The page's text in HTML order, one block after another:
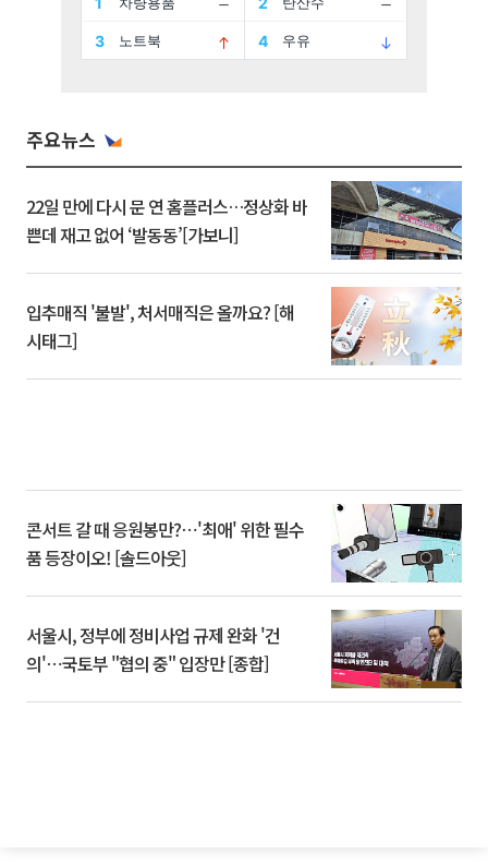
주요뉴스
22일 만에 다시 문 연 홈플러스…정상화 바
쁜데 재고 없어 ‘발동동’[가보니]
입추매직 '불발', 처서매직은 올까요? [해
시태그]
콘서트 갈 때 응원봉만?⋯'최애' 위한 필수
품 등장이오! [솔드아웃]
서울시, 정부에 정비사업 규제 완화 '건
의'⋯국토부 "협의 중" 입장만 [종합]